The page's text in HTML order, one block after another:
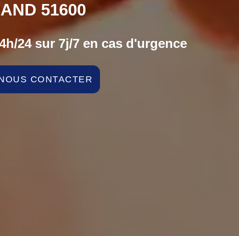
51600
24 sur 7j/7 en cas d'urgence
CONTACTER